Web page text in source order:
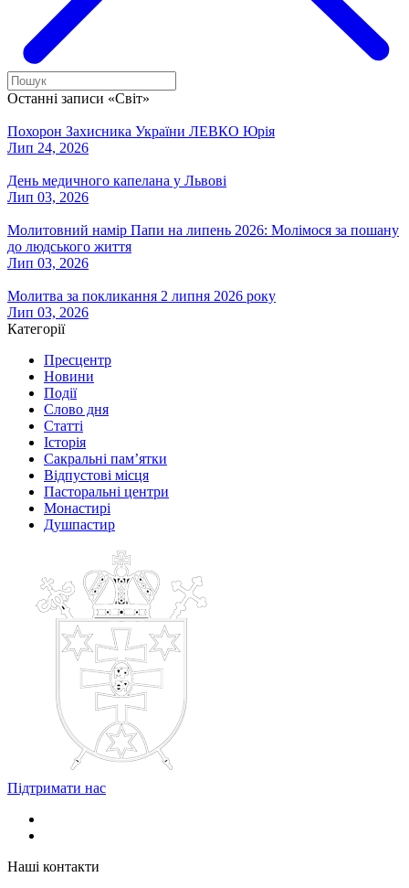
Останні записи «Світ»
Похорон Захисника України ЛЕВКО Юрія
Лип 24, 2026
День медичного капелана у Львові
Лип 03, 2026
Молитовний намір Папи на липень 2026: Молімося за пошану
до людського життя
Лип 03, 2026
Молитва за покликання 2 липня 2026 року
Лип 03, 2026
Категорії
Пресцентр
Новини
Події
Слово дня
Статті
Історія
Сакральні пам’ятки
Відпустові місця
Пасторальні центри
Монастирі
Душпастир
Підтримати нас
Наші контакти